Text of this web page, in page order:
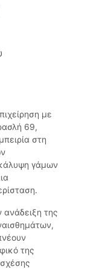
με
69,
στη
κάλυψη γάμων
ανάδειξη της
της